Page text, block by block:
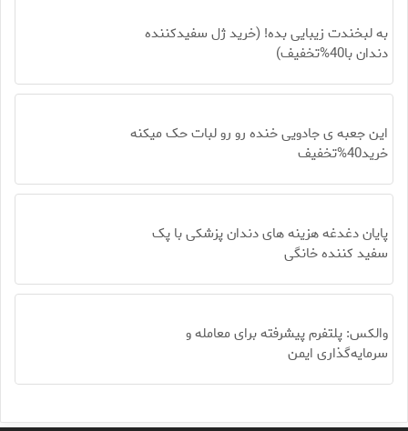
به لبخندت زیبایی بده! (خرید ژل سفیدکننده
دندان با40%تخفیف)
این جعبه ی جادویی خنده رو رو لبات حک میکنه
خرید40%تخفیف
پایان دغدغه هزینه های دندان پزشکی با پک
سفید کننده خانگی
والکس: پلتفرم پیشرفته برای معامله و
سرمایه‌گذاری ایمن